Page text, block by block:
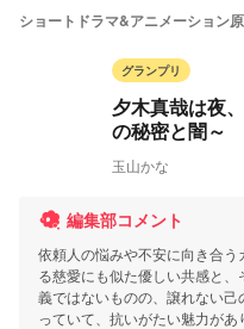
ショートドラマ&アニメーション
グランプリ
夕木真哉は夜
の秘密と闇～
玉山かな
編集部コメント
依頼人の悩みや不安に向き合
る慈愛にも似た優しい共感と
義ではないものの、譲れない
っていて、抗いがたい魅力があ